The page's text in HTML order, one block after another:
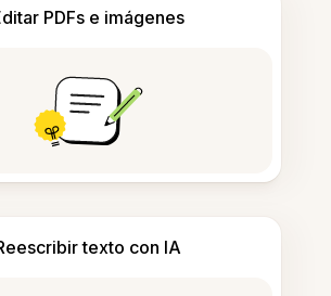
PDFs e imágenes
texto con IA